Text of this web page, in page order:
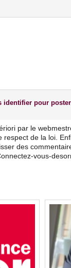
identifier pour
par le
de la loi.
des
vous-